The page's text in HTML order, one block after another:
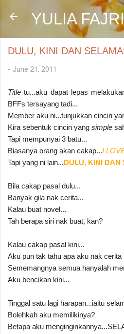
Skip to main
YULIA
DULU, KINI DAN
- June 21, 2011
Title tu...aku dapat lepas
BFFs tersayang tadi...
Member aku ni...tunjukkan cincin
Kira sebentuk cincin yang simple
Tapi mempunyai 3 batu...
Biasanya orang akan cakap...I
Tapi yang ni lain...DULU, KINI DAN
Bila cakap pasal dulu...
Banyak gila nak cerita...
Kalau buat novel...
Tah berapa siri nak buat, kan?
Kalau cakap pasal kini...
Aku pun tak tahu apa aku nak cerita
Sememangnya semua hanyalah
Aku bencikan kini...
Tinggal satu lagi harapan...iaitu
Bolehkah aku memilikinya?
Betapa aku